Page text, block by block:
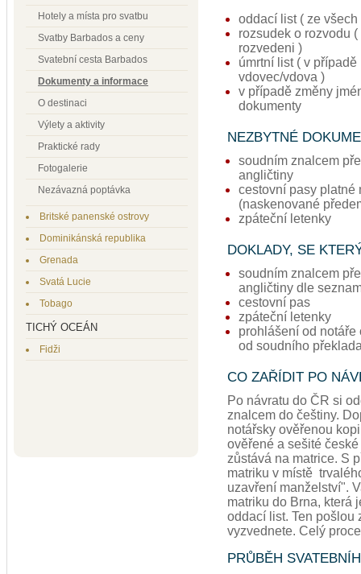
Hotely a místa pro svatbu
Svatby Barbados a ceny
Svatební cesta Barbados
Dokumenty a informace
O destinaci
Výlety a aktivity
Praktické rady
Fotogalerie
Nezávazná poptávka
Britské panenské ostrovy
Dominikánská republika
Grenada
Svatá Lucie
Tobago
TICHÝ OCEÁN
Fidži
oddací list ( ze
rozsudek o rozvodu
rozvedeni )
úmrtní list ( v
vdovec/vdova )
v případě změny
dokumenty
NEZBYTNÉ
soudním znalcem
angličtiny
cestovní pasy platné
(naskenované
zpáteční letenky
DOKLADY, SE
soudním znalcem
angličtiny dle
cestovní pas
zpáteční letenky
prohlášení od
od soudního
CO ZAŘÍDIT PO
Po návratu do ČR si
znalcem do češtiny.
notářsky ověřenou
ověřené a sešité
zůstává na matrice. S
matriku v místě
uzavření manželství".
matriku do Brna, která
oddací list. Ten pošlou
vyzvednete. Celý
PRŮBĚH